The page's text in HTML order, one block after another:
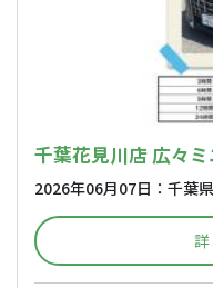
千葉花見川店 広々
2026年06月07日：千葉